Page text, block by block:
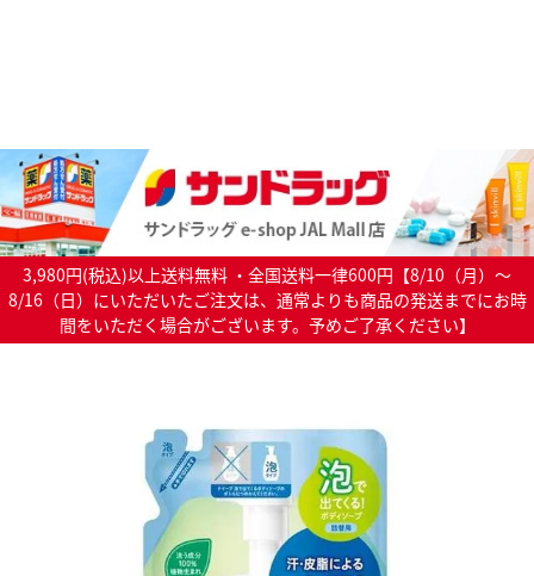
3,980円(税込)以上送料無料 ・全国送料一律600円【8/10（月）～
8/16（日）にいただいたご注文は、通常よりも商品の発送までにお時
間をいただく場合がございます。予めご了承ください】